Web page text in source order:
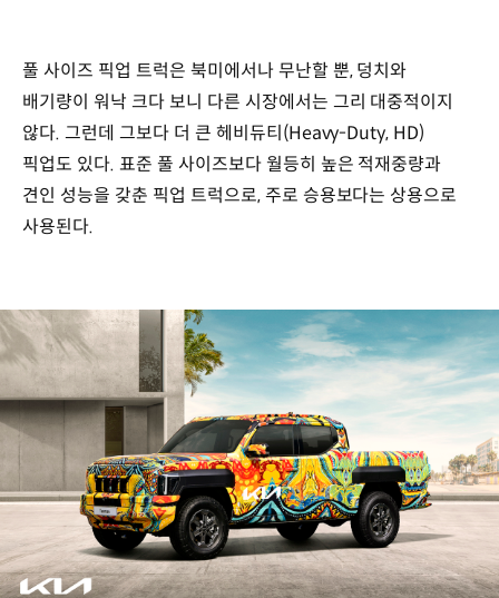
풀 사이즈 픽업 트럭은 북미에서나 무난할 뿐, 덩치와
배기량이 워낙 크다 보니 다른 시장에서는 그리 대중적이지
않다. 그런데 그보다 더 큰 헤비듀티(Heavy-Duty, HD)
픽업도 있다. 표준 풀 사이즈보다 월등히 높은 적재중량과
견인 성능을 갖춘 픽업 트럭으로, 주로 승용보다는 상용으로
사용된다.